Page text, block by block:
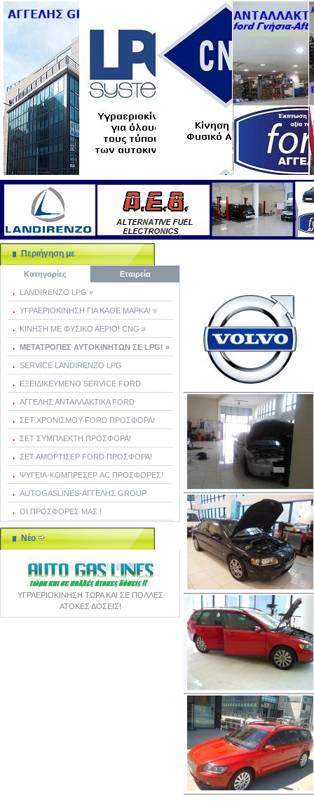
Περιήγηση με
Κατηγορίες Εταιρεία
LANDIRENZO LPG »
ΥΓΡΑΕΡΙΟΚΙΝΗΣΗ ΓΙΑ ΚΑΘΕ ΜΑΡΚΑ! »
ΚΙΝΗΣΗ ΜΕ ΦΥΣΙΚΟ ΑΕΡΙΟ! CNG »
ΜΕΤΑΤΡΟΠΕΣ ΑΥΤΟΚΙΝΗΤΩΝ ΣΕ LPG! »
SERVICE LANDIRENZO LPG
ΕΞΕΙΔΙΚΕΥΜΕΝΟ SERVICE FORD
ΑΓΓΕΛΗΣ ΑΝΤΑΛΛΑΚΤΙΚΑ FORD
ΣΕΤ ΧΡΟΝΙΣΜΟΥ FORD ΠΡΟΣΦΟΡΑ!
ΣΕΤ ΣΥΜΠΛΕΚΤΗ ΠΡΟΣΦΟΡΑ!
ΣΕΤ ΑΜΟΡΤΙΣΕΡ FORD ΠΡΟΣΦΟΡΑ!
ΨΥΓΕΙΑ-ΚΟΜΠΡΕΣΕΡ AC ΠΡΟΣΦΟΡΕΣ!
AUTOGASLINES-ΑΓΓΕΛΗΣ GROUP
ΟΙ ΠΡΟΣΦΟΡΕΣ ΜΑΣ !
Νέο
ΥΓΡΑΕΡΙΟΚΙΝΗΣΗ ΤΩΡΑ ΚΑΙ ΣΕ ΠΟΛΛΕΣ
ΑΤΟΚΕΣ ΔΟΣΕΙΣ!